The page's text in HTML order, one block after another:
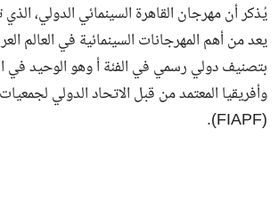
يعد من أهم المهرجانات السينمائية في العالم
بتصنيف دولي رسمي في الفئة أ وهو الوحيد في
وأفريقيا المعتمد من قبل الاتحاد الدولي
(FIAPF).